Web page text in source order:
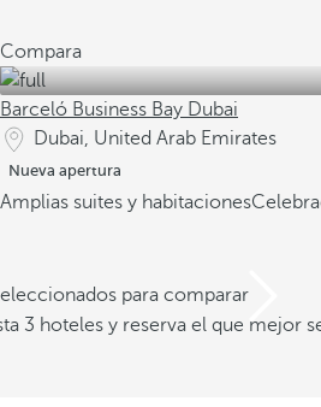
Compara
Barceló Business Bay Dubai
Dubai, United Arab Emirates
Nueva apertura
Amplias suites y habitaciones
para comparar
3 hoteles y reserva el que mejor